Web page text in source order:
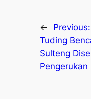
← Previous:
Tuding
Sulteng
Pengerukan